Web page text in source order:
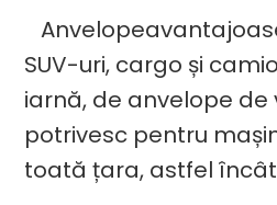
SUV-uri, cargo și
iarnă, de anvelope
potrivesc pentru
toată țara, astfel